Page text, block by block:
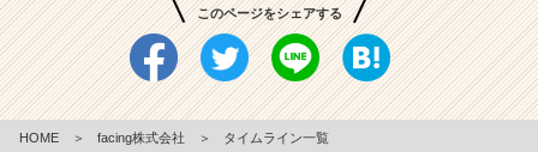
このページをシェアする
HOME ＞ facing株式会社 ＞ タイムライン一覧